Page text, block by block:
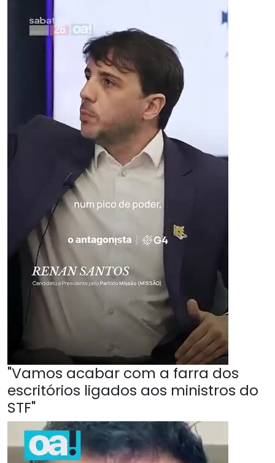
"Vamos acabar com a farra dos
escritórios ligados aos ministros do
STF"